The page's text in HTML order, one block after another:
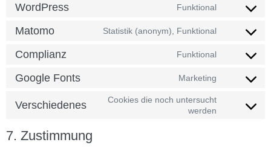
WordPress Funktional
Matomo Statistik (anonym), Funktional
Complianz Funktional
Google Fonts Marketing
Verschiedenes
Cookies die noch untersucht
werden
7. Zustimmung